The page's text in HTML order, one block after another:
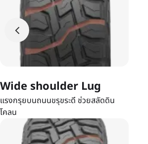
Wide shoulder Lug
แรงกรุยบนถนนขรุขระดี ช่วยสลัดดิน
โคลน